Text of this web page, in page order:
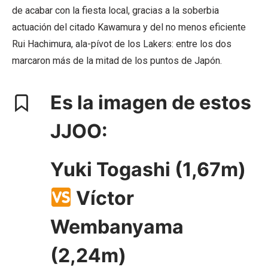
de acabar con la fiesta local, gracias a la soberbia
actuación del citado Kawamura y del no menos eficiente
Rui Hachimura, ala-pívot de los Lakers: entre los dos
marcaron más de la mitad de los puntos de Japón.
Es la imagen de estos
JJOO:
Yuki Togashi (1,67m)
Víctor
Wembanyama
(2,24m)